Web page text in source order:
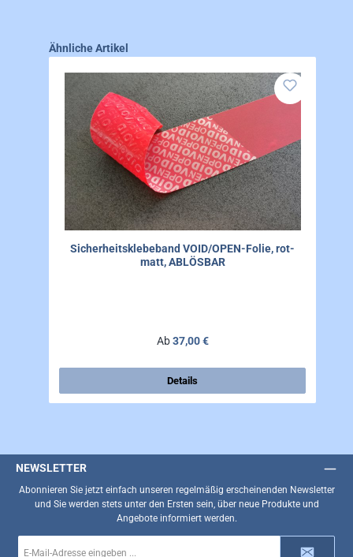
Produktgalerie überspringen
Ähnliche Artikel
Sicherheitsklebeband VOID/OPEN-Folie, rot-
matt, ABLÖSBAR
Regulärer Preis:
Ab37,00 €
Details
NEWSLETTER
Abonnieren Sie jetzt einfach unseren regelmäßig erscheinenden Newsletter
und Sie werden stets unter den Ersten sein, über neue Produkte und
Angebote informiert werden.
Mail-